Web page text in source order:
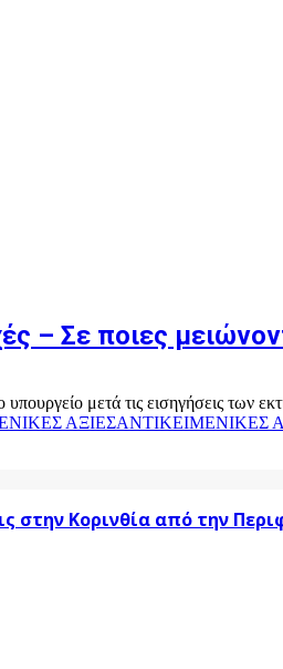
– Σε ποιες
μετά τις εισηγήσεις των
ΑΞΙΕΣΑΝΤΙΚΕΙΜΕΝΙΚΕΣ
στην Κορινθία από την